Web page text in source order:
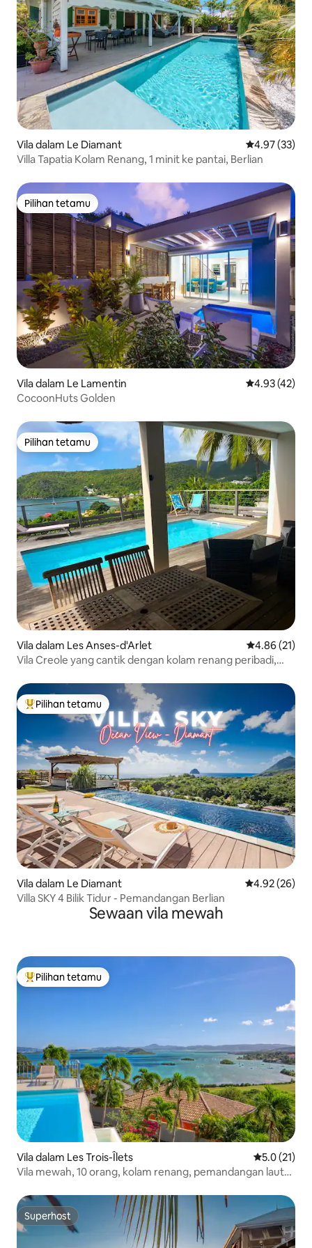
Vila dalam Le Diamant Penarafan
4.97 (33)
Villa Tapatia Kolam Renang, 1 minit ke pantai, Berlian
Pilihan tetamu
Pilihan tetamu
Vila dalam Le Lamentin Penarafan
4.93 (42)
CocoonHuts Golden
Pilihan tetamu
Pilihan tetamu
Vila dalam Les Anses-d'Arlet Penarafan
4.86 (21)
Vila Creole yang cantik dengan kolam renang peribadi,
Pilihan utama tetamu
Pilihan tetamu
Vila dalam Le Diamant Penarafan
4.92 (26)
Villa SKY 4 Bilik Tidur - Pemandangan Berlian
Sewaan vila mewah
Pilihan utama tetamu
Pilihan tetamu
Vila dalam Les Trois-Îlets Penarafan
5.0 (21)
Vila mewah, 10 orang, kolam renang, pemandangan laut
Superhost
Superhost